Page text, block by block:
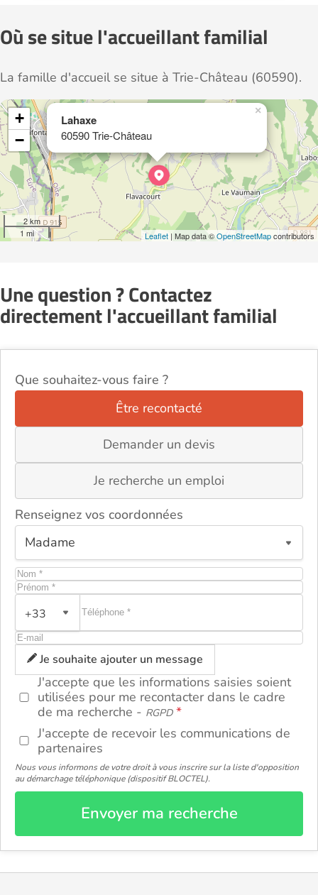
Où se situe l'accueillant familial
La famille d'accueil se situe à Trie-Château (60590).
Lahaxe
60590 Trie-Château
×
+
−
2 km
1 mi
Leaflet | Map data ©OpenStreetMapcontributors
Une question ? Contactez
directement l'accueillant familial
Que souhaitez-vous faire ?
Être recontacté
Demander un devis
Je recherche un emploi
Renseignez vos coordonnées
+33
Je souhaite ajouter un message
J'accepte que les informations saisies soient
utilisées pour me recontacter dans le cadre
de ma recherche - RGPD
J'accepte de recevoir les communications de
partenaires
Nous vous informons de votre droit à vous inscrire sur la liste d'opposition
au démarchage téléphonique (dispositif BLOCTEL).
Envoyer ma recherche
ou